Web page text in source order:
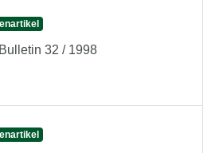
32 / 1998